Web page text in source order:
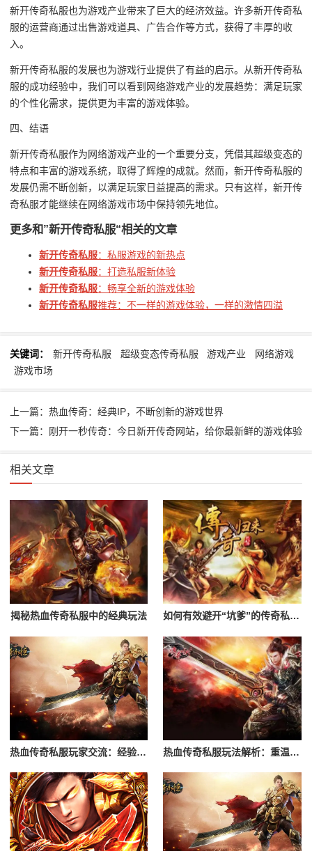
新开传奇私服也为游戏产业带来了巨大的经济效益。许多新开传奇私
服的运营商通过出售游戏道具、广告合作等方式，获得了丰厚的收
入。
新开传奇私服的发展也为游戏行业提供了有益的启示。从新开传奇私
服的成功经验中，我们可以看到网络游戏产业的发展趋势：满足玩家
的个性化需求，提供更为丰富的游戏体验。
四、结语
新开传奇私服作为网络游戏产业的一个重要分支，凭借其超级变态的
特点和丰富的游戏系统，取得了辉煌的成就。然而，新开传奇私服的
发展仍需不断创新，以满足玩家日益提高的需求。只有这样，新开传
奇私服才能继续在网络游戏市场中保持领先地位。
更多和”新开传奇私服“相关的文章
新开传奇私服：私服游戏的新热点
新开传奇私服：打造私服新体验
新开传奇私服：畅享全新的游戏体验
新开传奇私服推荐：不一样的游戏体验，一样的激情四溢
关键词： 新开传奇私服 超级变态传奇私服 游戏产业
网络游戏
游戏市场
上一篇：热血传奇：经典IP，不断创新的游戏世界
下一篇：刚开一秒传奇：今日新开传奇网站，给你最新鲜的游戏体验
相关文章
揭秘热血传奇私服中的经典玩法 如何有效避开“坑爹”的传奇私服？辨别黑心服务器的指南
热血传奇私服玩家交流：经验分享与心得 热血传奇私服玩法解析：重温经典游戏体验